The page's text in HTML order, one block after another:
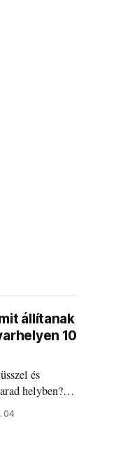
állítanak
10
és
helyben?
04